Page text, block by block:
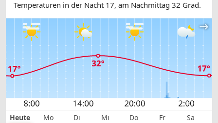
Temperaturen in der Nacht 17, am Nachmittag 32 Grad.
Heute Mo Di Mi Do Fr Sa